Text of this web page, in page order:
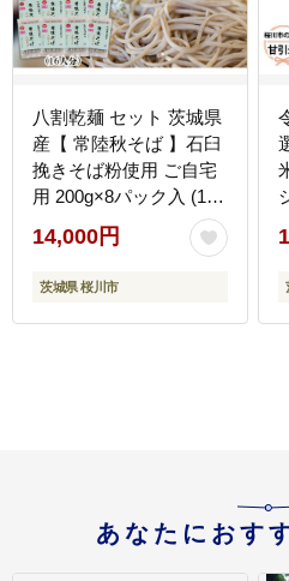
八割乾麺 セット 茨城県
産【 常陸秋そば 】石臼
挽きそば粉使用 ご自宅
用 200g×8パック入 (16
人分） そば 蕎麦 乾麺
常陸秋そば
［BE009sa］
14,000円
茨城県 桜川市
あなたにおす